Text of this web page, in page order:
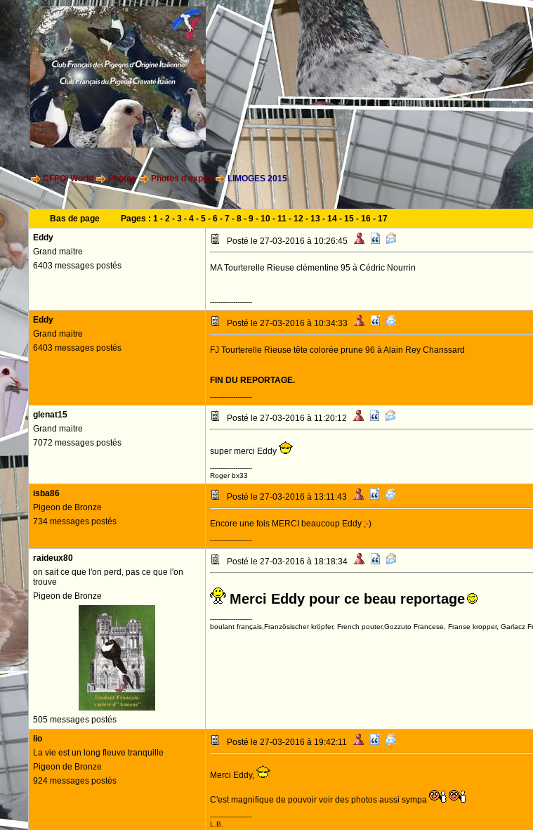
CFPOI World Photos Photos d'expos LIMOGES 2015
Bas de page Pages : 1- 2- 3- 4- 5- 6- 7- 8- 9- 10- 11- 12- 13- 14- 15- 16- 17
Eddy
Grand maitre
6403 messages postés
Posté le 27-03-2016 à 10:26:45
MA Tourterelle Rieuse clémentine 95 à Cédric Nourrin
--------------------
Eddy
Grand maitre
6403 messages postés
Posté le 27-03-2016 à 10:34:33
FJ Tourterelle Rieuse tête colorée prune 96 à Alain Rey Chanssard
FIN DU REPORTAGE.
--------------------
glenat15
Grand maitre
7072 messages postés
Posté le 27-03-2016 à 11:20:12
super merci Eddy
--------------------
Roger bx33
isba86
Pigeon de Bronze
734 messages postés
Posté le 27-03-2016 à 13:11:43
Encore une fois MERCI beaucoup Eddy ;-)
--------------------
raideux80
on sait ce que l'on perd, pas ce que l'on
trouve
Pigeon de Bronze
505 messages postés
Posté le 27-03-2016 à 18:18:34
Merci Eddy pour ce beau reportage
--------------------
boulant français,Französischer kröpfer, French pouter,Gozzuto Francese, Franse kropper, Garlacz
lio
La vie est un long fleuve tranquille
Pigeon de Bronze
924 messages postés
Posté le 27-03-2016 à 19:42:11
Merci Eddy,
C'est magnifique de pouvoir voir des photos aussi sympa
--------------------
L.B.